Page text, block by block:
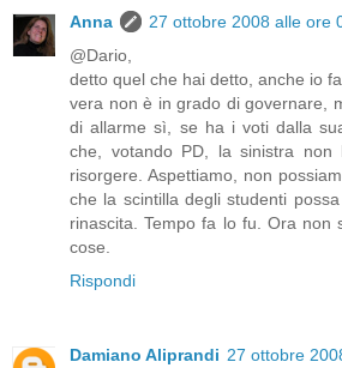
Anna
27 ottobre 2008 alle ore
@Dario,
detto quel che hai detto, anche io
vera non è in grado di governare,
di allarme sì, se ha i voti dalla
che, votando PD, la sinistra non
risorgere. Aspettiamo, non
che la scintilla degli studenti
rinascita. Tempo fa lo fu. Ora non
cose.
Rispondi
Damiano Aliprandi 27 ottobre